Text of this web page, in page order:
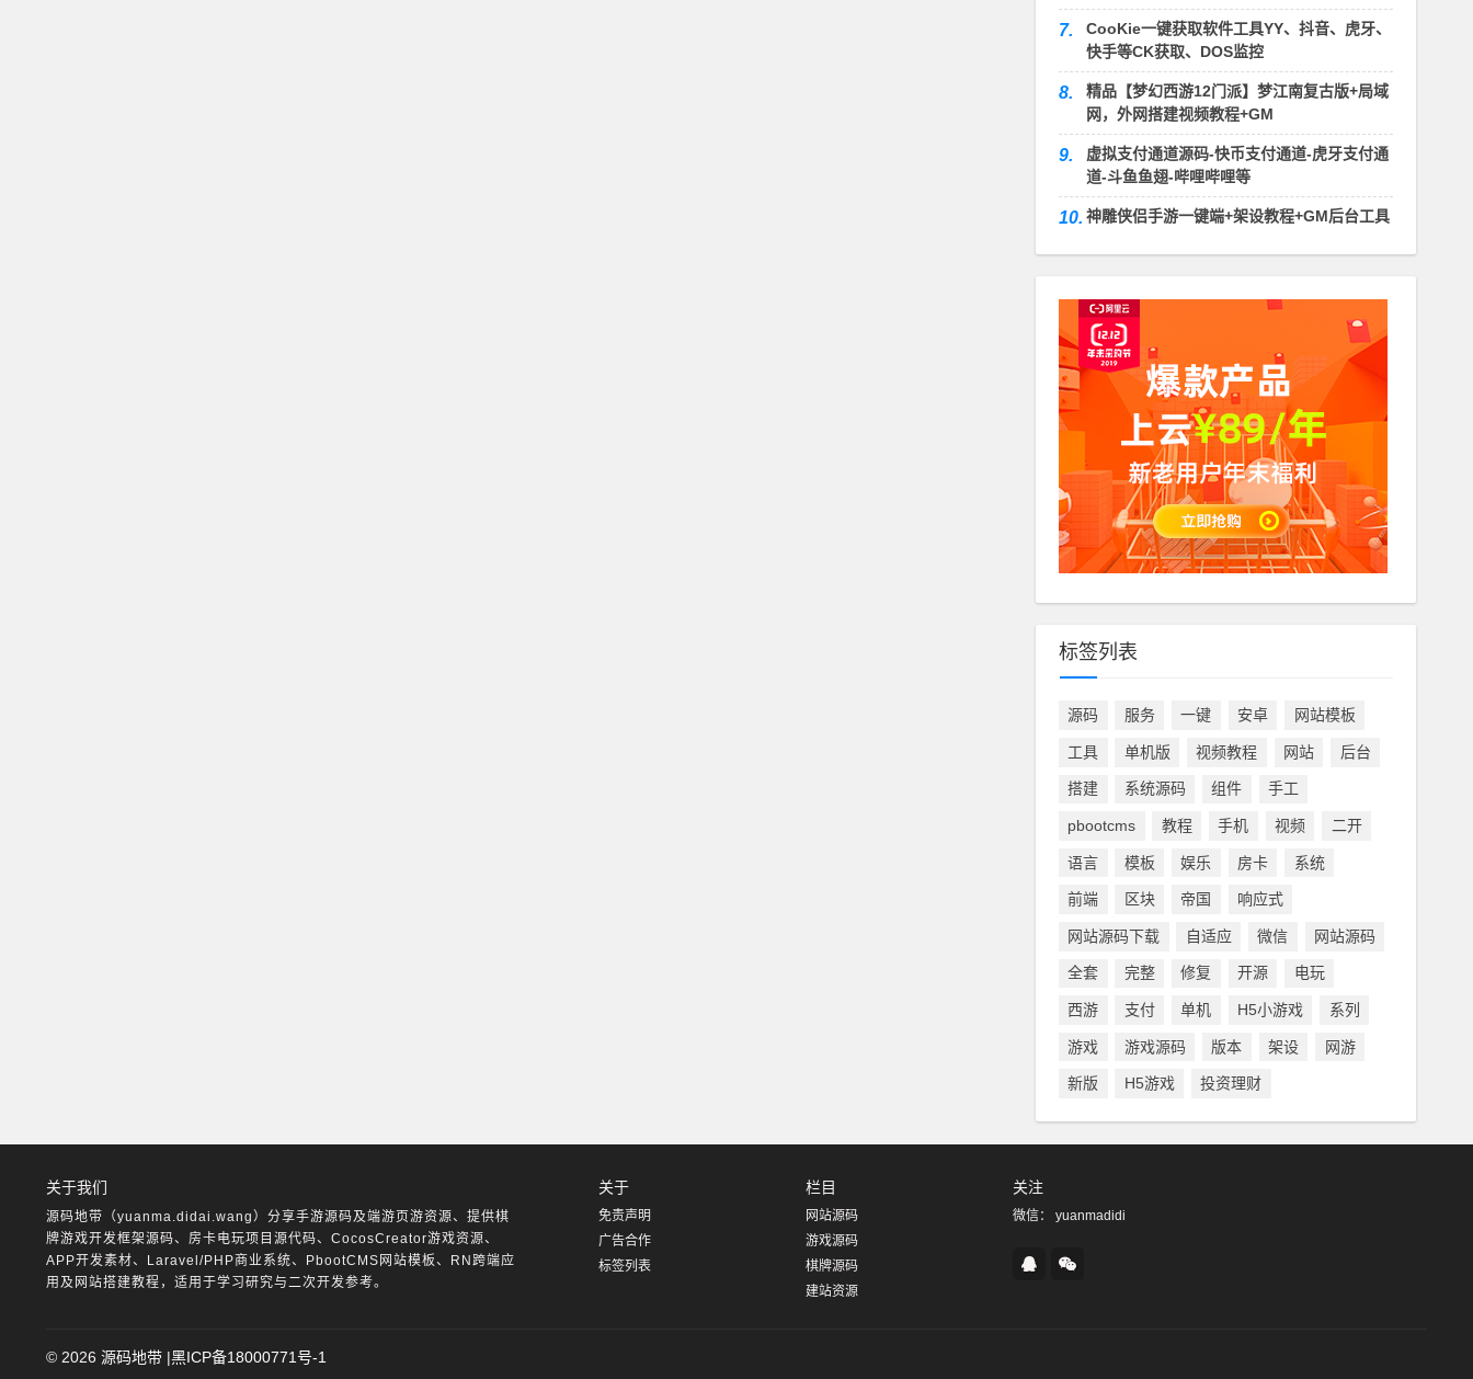
7.
CooKie一键获取软件工具YY、抖音、虎牙、
快手等CK获取、DOS监控
8.
精品【梦幻西游12门派】梦江南复古版+局域
网，外网搭建视频教程+GM
9.
虚拟支付通道源码-快币支付通道-虎牙支付通
道-斗鱼鱼翅-哔哩哔哩等
10. 神雕侠侣手游一键端+架设教程+GM后台工具
标签列表
源码 服务 一键 安卓 网站模板
工具 单机版 视频教程 网站 后台
搭建 系统源码 组件 手工
pbootcms 教程 手机 视频 二开
语言 模板 娱乐 房卡 系统
前端 区块 帝国 响应式
网站源码下载 自适应 微信 网站源码
全套 完整 修复 开源 电玩
西游 支付 单机 H5小游戏 系列
游戏 游戏源码 版本 架设 网游
新版 H5游戏 投资理财
关于我们
源码地带（yuanma.didai.wang）分享手游源码及端游页游资源、提供棋
牌游戏开发框架源码、房卡电玩项目源代码、CocosCreator游戏资源、
APP开发素材、Laravel/PHP商业系统、PbootCMS网站模板、RN跨端应
用及网站搭建教程，适用于学习研究与二次开发参考。
关于
免责声明
广告合作
标签列表
栏目
网站源码
游戏源码
棋牌源码
建站资源
关注
微信： yuanmadidi
QQ
© 2026 源码地带 |黑ICP备18000771号-1